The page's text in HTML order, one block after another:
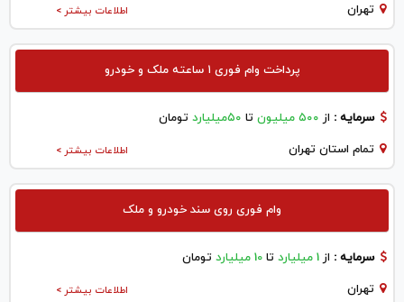
اطلاعات بیشتر > تهران
پرداخت وام فوری ۱ ساعته ملک و خودرو
سرمایه : از ۵۰۰ میلیون تا ۵۰میلیارد تومان
اطلاعات بیشتر > تمام استان تهران
وام فوری روی سند خودرو و ملک
سرمایه : از 1 میلیارد تا 10 میلیارد تومان
اطلاعات بیشتر > تهران